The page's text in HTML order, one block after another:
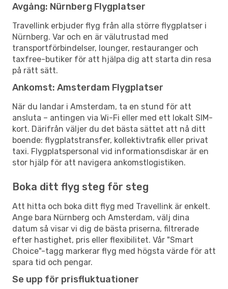
Avgång: Nürnberg Flygplatser
Travellink erbjuder flyg från alla större flygplatser i
Nürnberg. Var och en är välutrustad med
transportförbindelser, lounger, restauranger och
taxfree-butiker för att hjälpa dig att starta din resa
på rätt sätt.
Ankomst: Amsterdam Flygplatser
När du landar i Amsterdam, ta en stund för att
ansluta – antingen via Wi-Fi eller med ett lokalt SIM-
kort. Därifrån väljer du det bästa sättet att nå ditt
boende: flygplatstransfer, kollektivtrafik eller privat
taxi. Flygplatspersonal vid informationsdiskar är en
stor hjälp för att navigera ankomstlogistiken.
Boka ditt flyg steg för steg
Att hitta och boka ditt flyg med Travellink är enkelt.
Ange bara Nürnberg och Amsterdam, välj dina
datum så visar vi dig de bästa priserna, filtrerade
efter hastighet, pris eller flexibilitet. Vår "Smart
Choice"-tagg markerar flyg med högsta värde för att
spara tid och pengar.
Se upp för prisfluktuationer